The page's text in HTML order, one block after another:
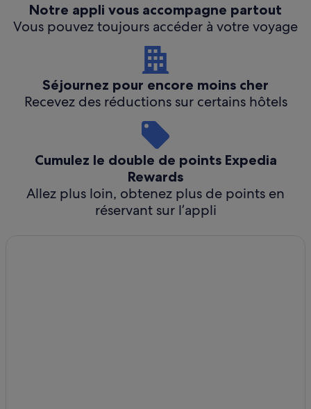
Notre appli vous accompagne partout
Vous pouvez toujours accéder à votre voyage
Séjournez pour encore moins cher
Recevez des réductions sur certains hôtels
Cumulez le double de points Expedia
Rewards
Allez plus loin, obtenez plus de points en
réservant sur l’appli